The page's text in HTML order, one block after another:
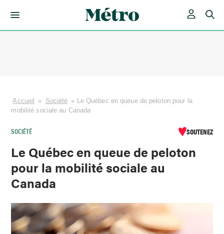
Accueil » Société » Le Québec en queue de peloton pour la
mobilité sociale au Canada
SOCIÉTÉ SOUTENEZ
Le Québec en queue de peloton
pour la mobilité sociale au
Canada